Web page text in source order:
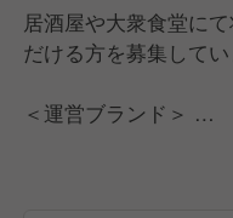
飲食業界でもトップ
当社で、息の長い活
居酒屋や大衆食堂に
だける方を募集してい
＜運営ブランド＞